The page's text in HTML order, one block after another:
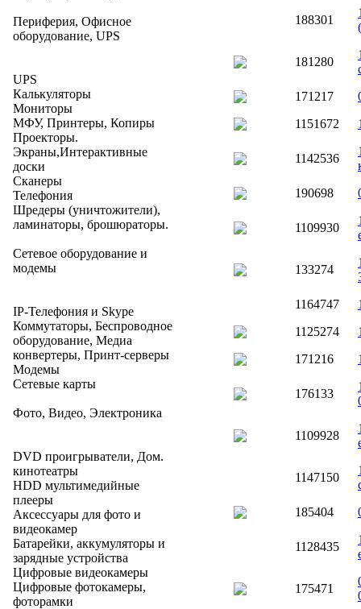
Периферия, Офисное
оборудование, UPS
UPS
Калькуляторы
Мониторы
МФУ, Принтеры, Копиры
Проекторы.
Экраны,Интерактивные
доски
Сканеры
Телефония
Шредеры (уничтожители),
ламинаторы, брошюраторы.
Сетевое оборудование и
модемы
IP-Телефония и Skype
Коммутаторы, Беспроводное
оборудование, Медиа
конвертеры, Принт-серверы
Модемы
Сетевые карты
Фото, Видео, Электроника
DVD проигрыватели, Дом.
кинотеатры
HDD мультимедийные
плееры
Аксессуары для фото и
видеокамер
Батарейки, аккумуляторы и
зарядные устройства
Цифровые видеокамеры
Цифровые фотокамеры,
фоторамки
188301
181280
171217
1151672
1142536
190698
1109930
133274
1164747
1125274
171216
176133
1109928
1147150
185404
1128435
175471